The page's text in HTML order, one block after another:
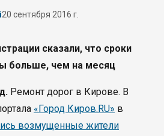
20 сентября 2016 г.
сказали, что сроки
больше, чем на месяц
Ремонт дорог в Кирове. В
«Город Киров.RU» в
возмущенные жители